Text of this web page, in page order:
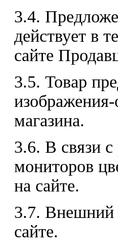
3.4.
действует в
сайте
3.5. Товар
магазина.
3.6. В связи
мониторов
на сайте.
3.7. Внешний
сайте.